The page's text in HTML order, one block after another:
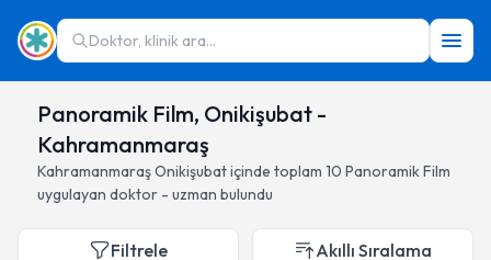
Doktor, klinik ara...
Panoramik Film, Onikişubat -
Kahramanmaraş
KahramanmaraşOnikişubatiçinde toplam 10 Panoramik Film
uygulayan doktor - uzman bulundu
Filtrele Akıllı Sıralama